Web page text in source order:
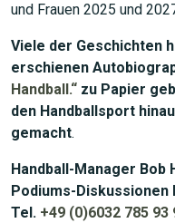
und Frauen 2025 und
Viele der Geschichten
erschienen
Handball.“ zu Papier
den Handballsport
gemacht.
Handball-Manager
Podiums-Diskussionen
Tel. +49 (0)6032 785 93